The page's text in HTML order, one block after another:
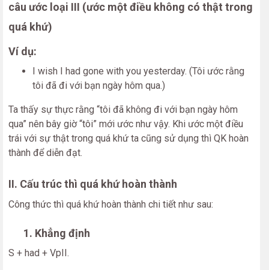
câu ước loại III (ước một điều không có thật trong
quá khứ)
Ví dụ:
I wish I had gone with you yesterday. (Tôi ước rằng
tôi đã đi với bạn ngày hôm qua.)
Ta thấy sự thực rằng “tôi đã không đi với bạn ngày hôm
qua” nên bây giờ “tôi” mới ước như vậy. Khi ước một điều
trái với sự thật trong quá khứ ta cũng sử dụng thì QK hoàn
thành để diễn đạt.
II. Cấu trúc thì quá khứ hoàn thành
Công thức thì quá khứ hoàn thành chi tiết như sau:
1. Khẳng định
S + had + VpII.